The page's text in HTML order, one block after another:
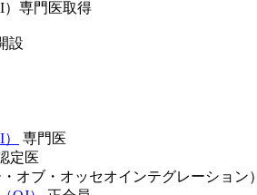
）専門医取得
設
専門医
定医
・オブ・オッセオインテグレーション）